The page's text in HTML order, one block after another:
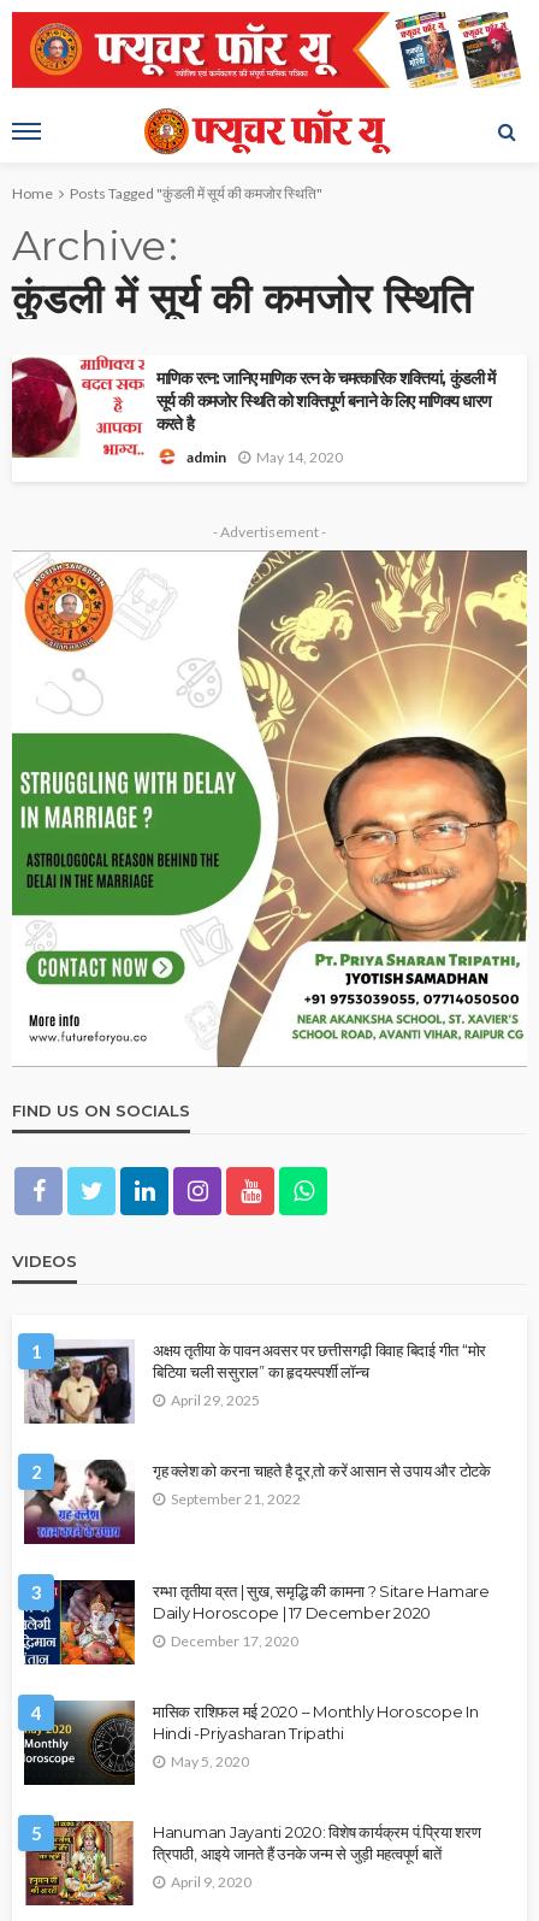
Home Posts Tagged "कुंडली में सूर्य की कमजोर स्थिति"
Archive
कुंडली में सूर्य की कमजोर स्थिति
माणिक रत्न: जानिए माणिक रत्न के चमत्कारिक शक्तियां, कुंडली में
सूर्य की कमजोर स्थिति को शक्तिपूर्ण बनाने के लिए माणिक्य धारण
करते है
admin May 14, 2020
- Advertisement -
FIND US ON SOCIALS
VIDEOS
1
अक्षय तृतीया के पावन अवसर पर छत्तीसगढ़ी विवाह बिदाई गीत “मोर
बिटिया चली ससुराल” का हृदयस्पर्शी लॉन्च
April 29, 2025
2 गृह क्लेश को करना चाहते है दूर,तो करें आसान से उपाय और टोटके
September 21, 2022
3
रम्भा तृतीया व्रत | सुख, समृद्धि की कामना ? Sitare Hamare
Daily Horoscope | 17 December 2020
December 17, 2020
4
मासिक राशिफल मई 2020 – Monthly Horoscope In
Hindi -Priyasharan Tripathi
May 5, 2020
5
Hanuman Jayanti 2020: विशेष कार्यक्रम पं.प्रिया शरण
त्रिपाठी, आइये जानते हैं उनके जन्म से जुड़ी महत्वपूर्ण बातें
April 9, 2020